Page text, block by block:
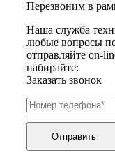
игровых
игрушек
игрушек
imac
Перезвоним в
Наша служба
любые вопросы
отправляйте on-
набирайте:
Заказать звонок
Отправить